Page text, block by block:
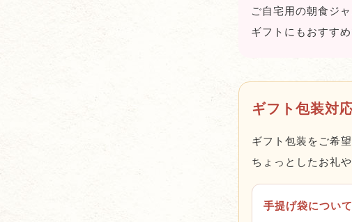
ご自宅用の朝食ジ
ギフトにもおすすめ
ギフト包装対
ギフト包装をご希
ちょっとしたお礼
手提げ袋について